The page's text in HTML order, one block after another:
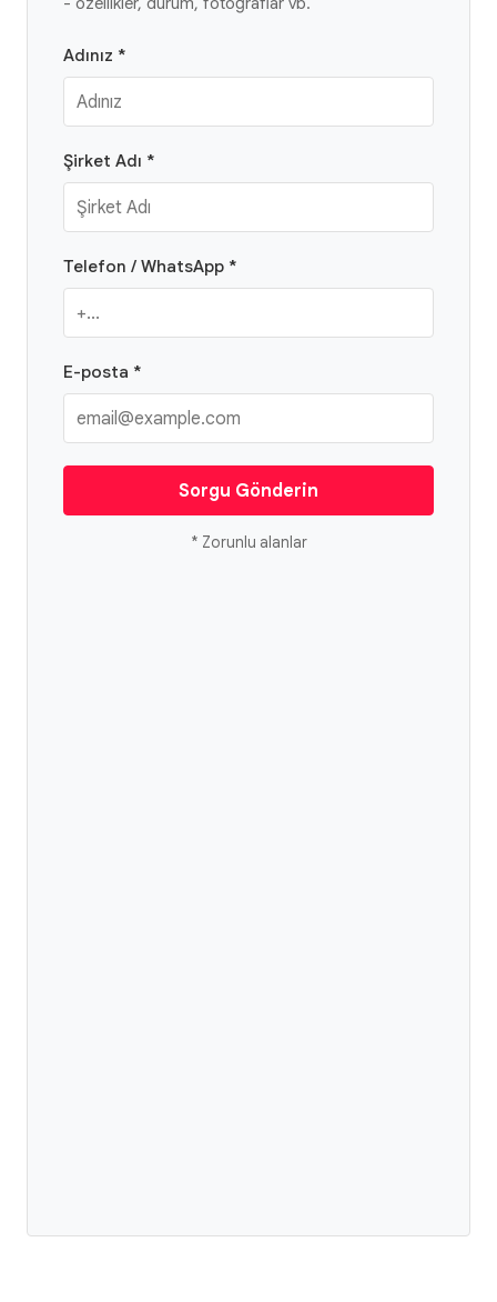
Adınız *
Şirket Adı *
Telefon / WhatsApp *
E-posta *
Sorgu Gönderin
* Zorunlu alanlar